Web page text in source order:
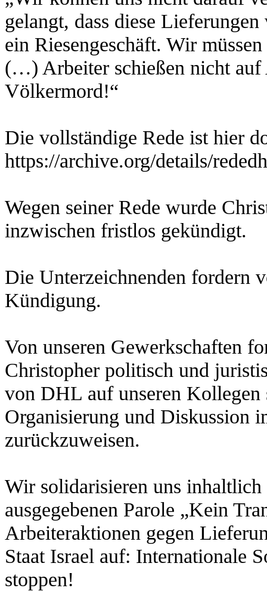
gelangt, dass diese
ein Riesengeschäft. Wir
(…) Arbeiter schießen nicht
Völkermord!“
Die vollständige Rede ist hier
https://archive.org/details/
Wegen seiner Rede wurde
inzwischen fristlos gekündigt.
Die Unterzeichnenden fordern
Kündigung.
Von unseren Gewerkschaften
Christopher politisch und
von DHL auf unseren
Organisierung und Diskussion
zurückzuweisen.
Wir solidarisieren uns
ausgegebenen Parole „Kein
Arbeiteraktionen gegen
Staat Israel auf: Internationale
stoppen!